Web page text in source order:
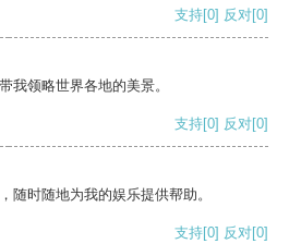
支持[0] 反对[0]
我领略世界各地的美景。
支持[0] 反对[0]
随时随地为我的娱乐提供帮助。
支持[0] 反对[0]